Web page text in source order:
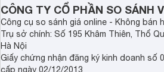
CÔNG TY CỔ PHẦN SO SÁNH
Công cụ so sánh giá online - Không bán
Trụ sở chính: Số 195 Khâm Thiên, Thổ
Hà Nội
Giấy chứng nhận đăng ký kinh doanh số
cấp ngày 02/12/2013